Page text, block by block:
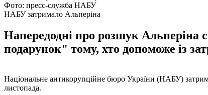
Фото: пресс-служба НАБУ
НАБУ затримало Альперіна
Напередодні про розшук
подарунок" тому, хто допоможе із
Національне антикорупційне бюро України (НАБУ)
листопада.